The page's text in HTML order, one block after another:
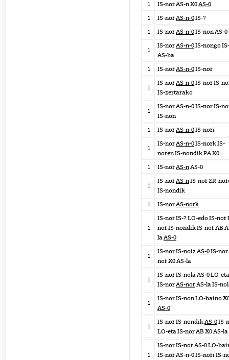
1
IS-nor AS-n X0AS-0
1
IS-norAS-n-0IS-?
1
IS-norAS-n-0IS-non AS-0
1
IS-norAS-n-0IS-nongo
AS-ba
1
IS-norAS-n-0IS-nor
1
IS-norAS-n-0IS-nor IS-
IS-zertarako
1
IS-norAS-n-0IS-nor IS-
IS-non
1
IS-norAS-n-0IS-nori
1
IS-norAS-n-0IS-nork IS-
noren IS-nondik PA X0
1
IS-norAS-nAS-0
1
IS-norAS-nIS-nor ZR-
IS-nondik
1
IS-norAS-nork
1
IS-nor IS-? LO-edo IS-nor
nor IS-nondik IS-nor AB
laAS-0
1
IS-nor IS-noiz AS-0IS-nor
nor X0 AS-la
1
IS-nor IS-nola AS-0 LO-eta
IS-norAS-norAS-la IS-
1
IS-nor IS-non LO-baino
AS-0
1
IS-nor IS-nondikAS-0IS-
LO-eta IS-nor AB X0 AS-la
1
IS-nor IS-nor AS-0 LO-
IS-nor AS-n-0 IS-nori IS-